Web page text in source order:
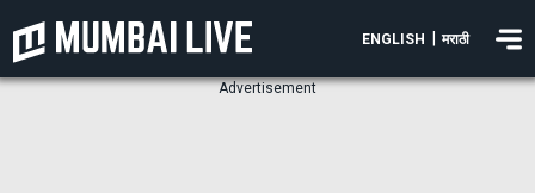
ENGLISH मराठी
Advertisement